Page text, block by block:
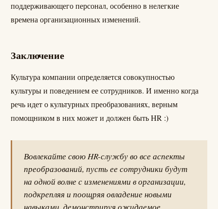
поддерживающего персонал, особенно в нелегкие
времена организационных изменений.
Заключение
Культура компании определяется совокупностью
культуры и поведением ее сотрудников. И именно когда
речь идет о культурных преобразованиях, верным
помощником в них может и должен быть HR :)
Вовлекайте свою HR-службу во все аспекты
преобразований, пусть ее сотрудники будут
на одной волне с изменениями в организации,
подкрепляя и поощряя овладение новыми